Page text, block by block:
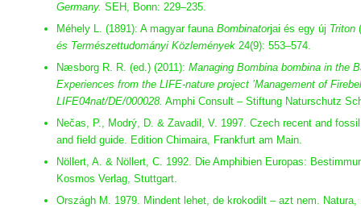
Germany. SEH, Bonn: 229–235.
Méhely L. (1891): A magyar fauna Bombinatorjai és egy új Triton
és Természettudományi Közlemények 24(9): 553–574.
Næsborg R. R. (ed.) (2011): Managing Bombina bombina in the
Experiences from the LIFE-nature project ’Management of
LIFE04nat/DE/000028. Amphi Consult – Stiftung Naturschutz
Nečas, P., Modrý, D. & Zavadil, V. 1997. Czech recent and
and field guide. Edition Chimaira, Frankfurt am Main.
Nöllert, A. & Nöllert, C. 1992. Die Amphibien Europas:
Kosmos Verlag, Stuttgart.
Országh M. 1979. Mindent lehet, de krokodilt – azt nem.